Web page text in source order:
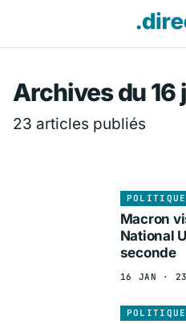
Archives du
23 articles publiés
POLITIQUE
Macron
National
seconde
16 JAN ·
POLITIQUE